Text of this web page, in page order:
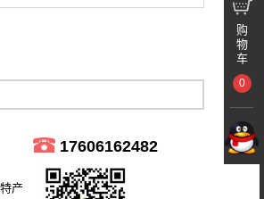
购
物
车
0
产
17606162482